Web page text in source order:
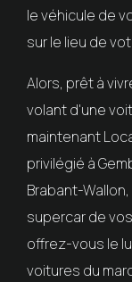
le véhicule de
sur le lieu de
Alors, prêt à
volant d'une
maintenant
privilégié à
Brabant-
supercar de
offrez-vous le
voitures du